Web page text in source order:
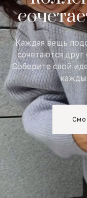
Каждая вещь
сочетаются
Соберите свой